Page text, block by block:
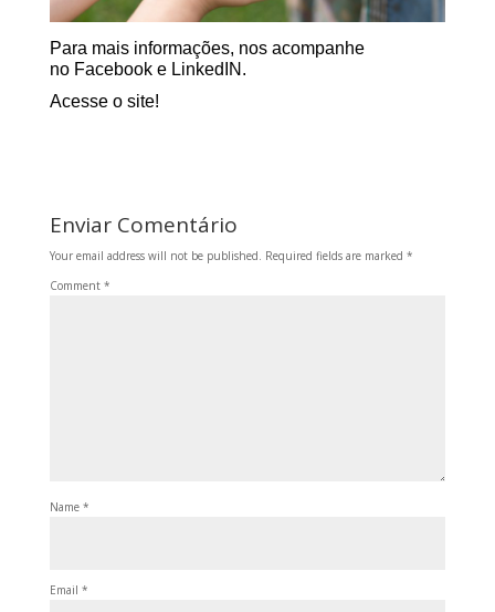
Para mais informações, nos acompanhe
no Facebooke LinkedIN .
Acesse o site!
Enviar Comentário
Your email address will not be published. Required fields are marked *
Comment *
Name *
Email *